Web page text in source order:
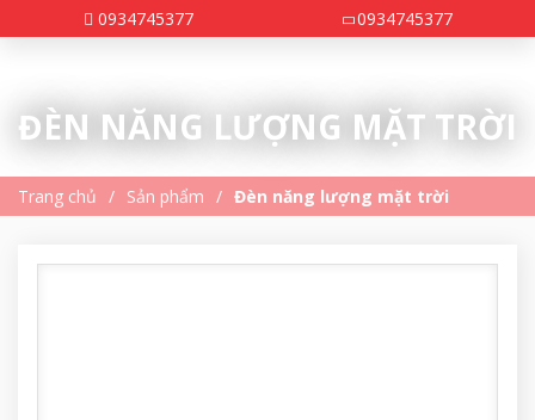
0934745377 0934745377
ĐÈN NĂNG LƯỢNG MẶT TRỜI
Trang chủ Sản phẩm Đèn năng lượng mặt trời